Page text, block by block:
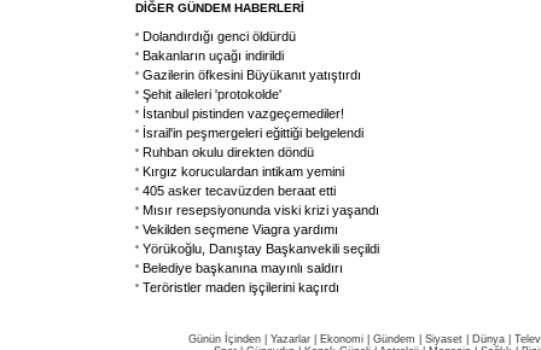
DİĞER GÜNDEM HABERLERİ
Dolandırdığı genci öldürdü
Bakanların uçağı indirildi
Gazilerin öfkesini Büyükanıt yatıştırdı
Şehit aileleri 'protokolde'
İstanbul pistinden vazgeçemediler!
İsrail'in peşmergeleri eğittiği belgelendi
Ruhban okulu direkten döndü
Kırgız koruculardan intikam yemini
405 asker tecavüzden beraat etti
Mısır resepsiyonunda viski krizi yaşandı
Vekilden seçmene Viagra yardımı
Yörükoğlu, Danıştay Başkanvekili seçildi
Belediye başkanına mayınlı saldırı
Teröristler maden işçilerini kaçırdı
Günün İçinden Yazarlar Ekonomi Gündem Siyaset Dünya |